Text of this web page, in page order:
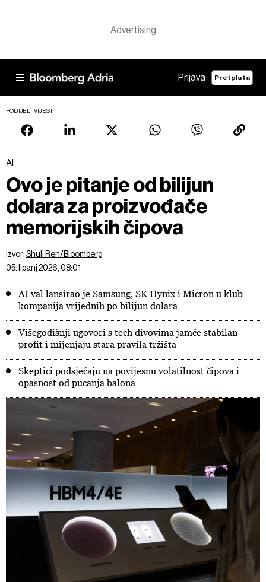
Prijava Pretplata
PODIJELI VIJEST
AI
Ovo je pitanje od bilijun
dolara za proizvođače
memorijskih čipova
Izvor:Shuli Ren/Bloomberg
05. lipanj 2026, 08:01
AI val lansirao je Samsung, SK Hynix i Micron u klub
kompanija vrijednih po bilijun dolara
Višegodišnji ugovori s tech divovima jamče stabilan
profit i mijenjaju stara pravila tržišta
Skeptici podsjećaju na povijesnu volatilnost čipova i
opasnost od pucanja balona